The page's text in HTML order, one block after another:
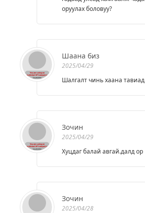
оруулах боловуу?
Шаана биз
2025/04/29
Шалгалт чинь хаана
Зочин
2025/04/29
Хуцдаг балай авгай.далд ор
Зочин
2025/04/28